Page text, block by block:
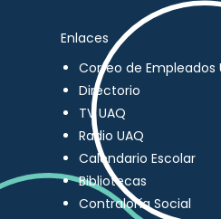
Enlaces
Correo de Empleados
Directorio
TV UAQ
Radio UAQ
Calendario Escolar
Bibliotecas
Contraloría Social